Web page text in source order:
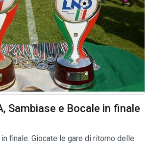
Sambiase e Bocale in finale
finale. Giocate le gare di ritorno delle